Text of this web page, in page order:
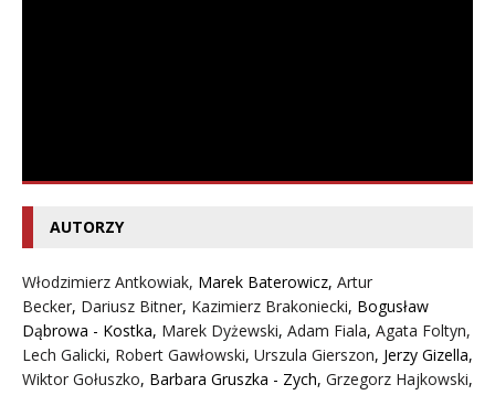
AUTORZY
Włodzimierz Antkowiak, Marek Baterowicz, Artur
Becker, Dariusz Bitner, Kazimierz Brakoniecki, Bogusław
Dąbrowa - Kostka, Marek Dyżewski, Adam Fiala, Agata Foltyn,
Lech Galicki, Robert Gawłowski, Urszula Gierszon, Jerzy Gizella,
Wiktor Gołuszko, Barbara Gruszka - Zych, Grzegorz Hajkowski,